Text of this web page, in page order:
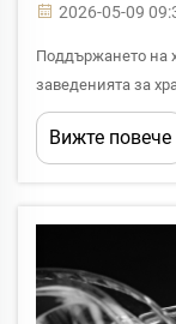
2026-05-09
Поддържането на
заведенията за
значително от
вашата опаковка.
Вижте повече